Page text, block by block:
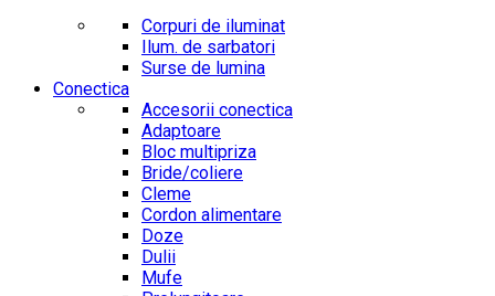
Corpuri de iluminat
Ilum. de sarbatori
Surse de lumina
Conectica
Accesorii conectica
Adaptoare
Bloc multipriza
Bride/coliere
Cleme
Cordon alimentare
Doze
Dulii
Mufe